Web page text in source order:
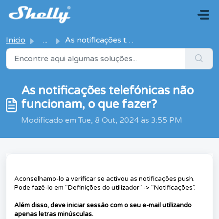
Avançar para o conteúdo principal
Início ... As notificações telefónicas não funcionam, o que fazer?
As notificações telefónicas não
funcionam, o que fazer?
Modificado em Tue, 8 Out, 2024 às 3:55 PM
Aconselhamo-lo a verificar se activou as notificações push.
Pode fazê-lo em “Definições do utilizador” -> “Notificações”.
Além disso, deve iniciar sessão com o seu e-mail utilizando
apenas letras minúsculas.